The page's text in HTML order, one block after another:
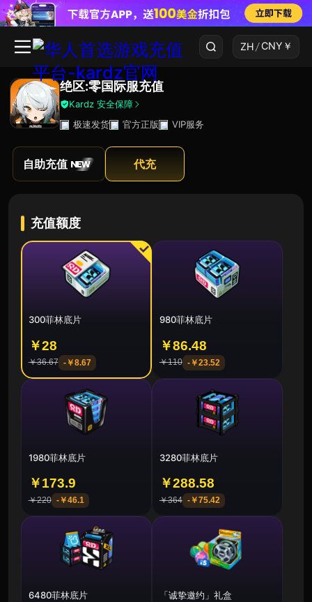
ZH/ CNY ￥
绝区:零国际服充值
Kardz 安全保障
极速发货
官方正版 VIP服务
自助充值 代充
充值额度
300菲林底片
￥28
￥36.67 -￥8.67
980菲林底片
￥86.48
￥110 -￥23.52
1980菲林底片
￥173.9
￥220 -￥46.1
3280菲林底片
￥288.58
￥364 -￥75.42
6480菲林底片 「诚挚邀约」礼盒